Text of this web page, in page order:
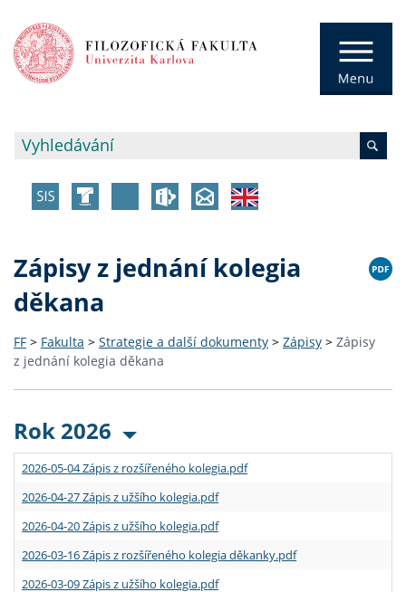
Zápisy z jednání kolegia
děkana
FF > Fakulta > Strategie a další dokumenty > Zápisy > Zápisy
z jednání kolegia děkana
Rok 2026
2026-05-04 Zápis z rozšířeného kolegia.pdf
2026-04-27 Zápis z užšího kolegia.pdf
2026-04-20 Zápis z užšího kolegia.pdf
2026-03-16 Zápis z rozšířeného kolegia děkanky.pdf
2026-03-09 Zápis z užšího kolegia.pdf